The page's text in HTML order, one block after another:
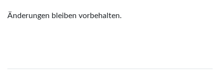
Änderungen bleiben vorbehalten.